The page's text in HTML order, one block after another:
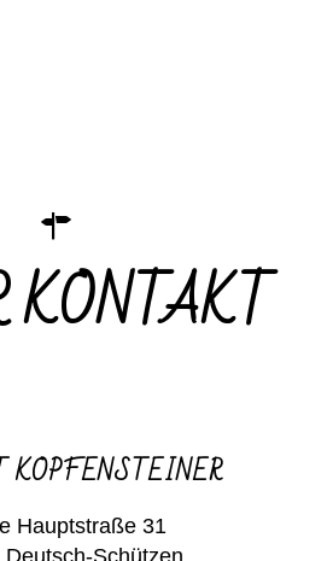
KONTAKT
KOPFENSTEINER
Hauptstraße 31